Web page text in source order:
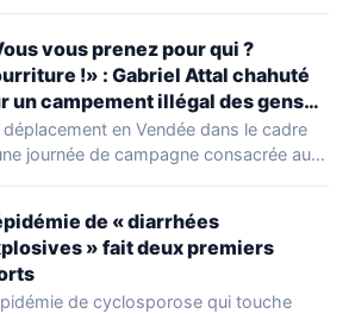
vous prenez pour qui ?
!» : Gabriel Attal chahuté
un campement illégal des gens
voyage
déplacement en Vendée dans le cadre
journée de campagne consacrée aux
de « diarrhées
» fait deux premiers
de cyclosporose qui touche